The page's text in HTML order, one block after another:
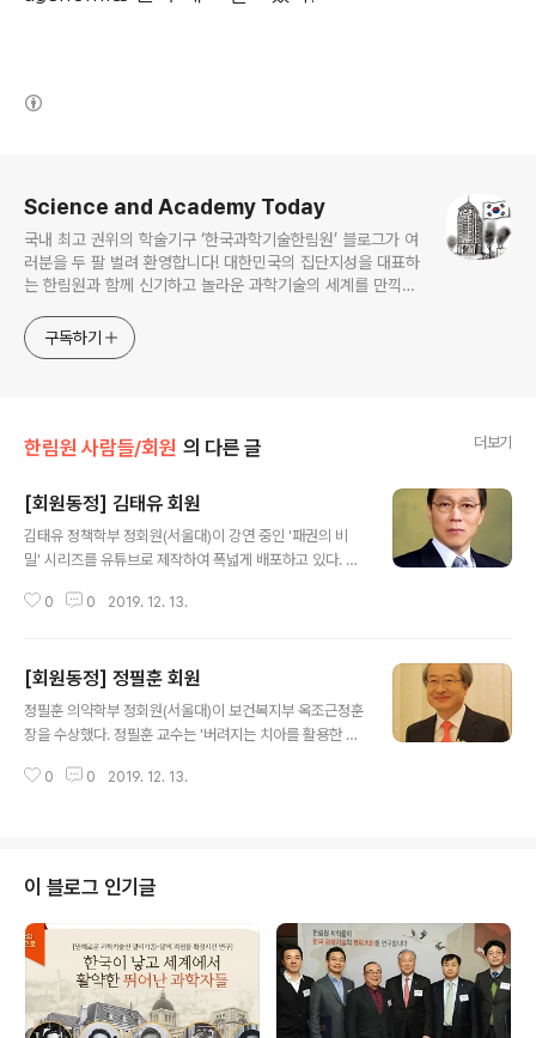
Science and Academy Today
국내 최고 권위의 학술기구 ‘한국과학기술한림원’ 블로그가 여
러분을 두 팔 벌려 환영합니다! 대한민국의 집단지성을 대표하
는 한림원과 함께 신기하고 놀라운 과학기술의 세계를 만끽하
구독하기
한림원 사람들/회원 의 다른 글 더보기
[회원동정] 김태유 회원
김태유 정책학부 정회원(서울대)이 강연 중인 '패권의 비
밀' 시리즈를 유튜브로 제작하여 폭넓게 배포하고 있다. 김
위기 속에서 중국의 사드보복, 일본의 경제보복 등 내우외
지막 기회인지도 모른다"고 배경을 설명하고 있다. 지난해
공개한 '패권의 비밀 : 4차 산업혁명 시대, 부국의 길'은 유
튜브(https://youtu.be/RUcHiooFeBw)에서 일 년 여
고 있다. 이번 후속편은 '패권의 비밀 제2편 : 4차 산업혁명
0 0 2019. 12. 13.
[회원동정] 정필훈 회원
정필훈 의약학부 정회원(서울대)이 보건복지부 옥조근정훈
장을 수상했다. 정필훈 교수는 '버려지는 치아를 활용한 풍
재건 수술법을 개발하여 국내 치의학 발전에 크게 이바지
상으로서, 우리나라 보건의료기술 발전에 탁월한 성과가
있는 연구자 및 보건산업 육성·진흥에 공적이 있는 자를 발
굴해 시상하게 된다. 「2019년 보건의료기술진흥 유공자
정부포상 시상식」은 지난 10일 개최되었다.
0 0 2019. 12. 13.
이 블로그 인기글